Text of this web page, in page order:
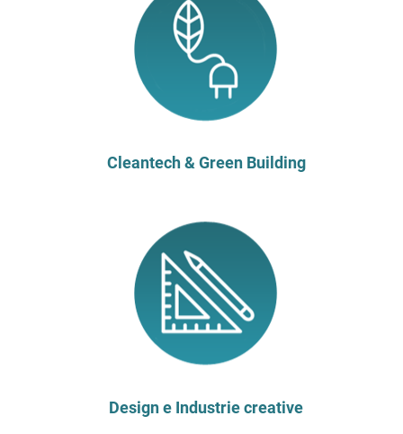
Cleantech & Green Building
Design e Industrie creative